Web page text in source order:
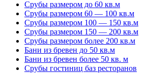
Срубы размером до 60 кв.м
Срубы размером 60 — 100 кв.м
Срубы размером 100 — 150 кв.м
Срубы размером 150 — 200 кв.м
Срубы размером более 200 кв.м
Бани из бревен до 50 кв.м
Бани из бревен более 50 кв. м
Срубы гостиниц баз ресторанов